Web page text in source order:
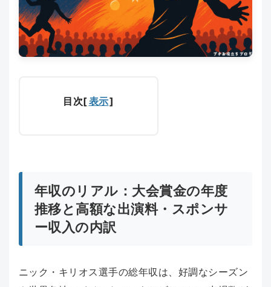
目次[表示]
年収のリアル：大会賞金の年度
推移と高額な出演料・スポンサ
ー収入の内訳
ニック・キリオス選手の総年収は、好調なシーズン